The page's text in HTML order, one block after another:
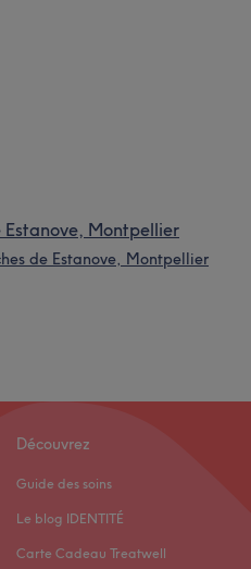
Estanove, Montpellier
de Estanove, Montpellier
Découvrez
Guide des soins
Le blog IDENTITÉ
Carte Cadeau Treatwell